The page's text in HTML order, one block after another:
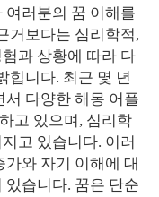
여러분의 꿈 이해를
거보다는 심리학적,
과 상황에 따라 다
힙니다. 최근 몇 년
서 다양한 해몽 어플
고 있으며, 심리학
고 있습니다. 이러
와 자기 이해에 대
있습니다. 꿈은 단순